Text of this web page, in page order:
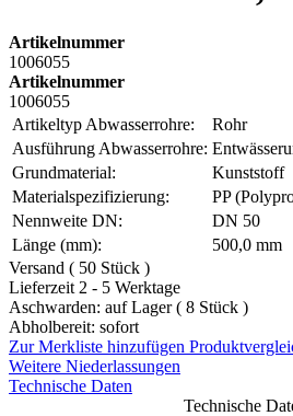
Artikelnummer
1006055
Artikelnummer
1006055
Artikeltyp Abwasserrohre:
Rohr
Ausführung Abwasserrohre:
Grundmaterial:
Kunststoff
Materialspezifizierung:
PP
Nennweite DN:
DN 50
Länge (mm):
500,0 mm
Versand ( 50 Stück )
Lieferzeit 2 - 5 Werktage
Aschwarden: auf Lager ( 8 Stück )
Abholbereit: sofort
Zur Merkliste hinzufügen
Weitere Niederlassungen
Technische Daten
Technische